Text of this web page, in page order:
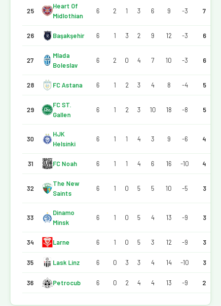
25
Heart Of
Midlothian
6 2 1 3 6 9 -3 7
26 Başakşehir 6 1 3 2 9 12 -3 6
27
Mlada
Boleslav
6 2 0 4 7 10 -3 6
28 FC Astana 6 1 2 3 4 8 -4 5
29
FC ST.
Gallen
6 1 2 3 10 18 -8 5
30
HJK
Helsinki
6 1 1 4 3 9 -6 4
31 FC Noah 6 1 1 4 6 16 -10 4
32
The New
Saints
6 1 0 5 5 10 -5 3
33
Dinamo
Minsk
6 1 0 5 4 13 -9 3
34 Larne 6 1 0 5 3 12 -9 3
35 Lask Linz 6 0 3 3 4 14 -10 3
36 Petrocub 6 0 2 4 4 13 -9 2